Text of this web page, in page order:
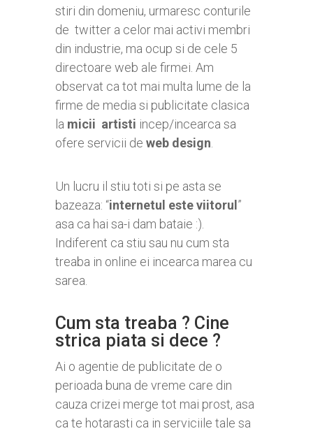
stiri din domeniu, urmaresc conturile
de twitter a celor mai activi membri
din industrie, ma ocup si de cele 5
directoare web ale firmei. Am
observat ca tot mai multa lume de la
firme de media si publicitate clasica
la micii artisti incep/incearca sa
ofere servicii de web design
Un lucru il stiu toti si pe asta se
bazeaza: “internetul este viitorul”
asa ca hai sa-i dam bataie :).
Indiferent ca stiu sau nu cum sta
treaba in online ei incearca marea cu
sarea.
Cum sta treaba ? Cine
strica piata si dece ?
Ai o agentie de publicitate de o
perioada buna de vreme care din
cauza crizei merge tot mai prost, asa
ca te hotarasti ca in serviciile tale sa